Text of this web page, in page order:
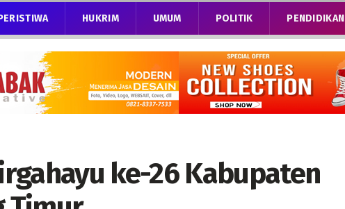
HUKRIM UMUM POLITIK PENDIDIKAN
ke-26 Kabupaten